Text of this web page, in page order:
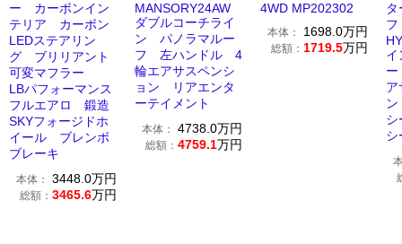
ー カーボンイン
テリア カーボン
LEDステアリン
グ ブリリアント
可変マフラー
LBパフォーマンス
フルエアロ 鍛造
SKYフォージドホ
イール ブレンボ
ブレーキ
本体： 3448.0万円
総額： 3465.6万円
MANSORY24AW
ダブルコーチライ
ン パノラマルー
フ 左ハンドル 4
輪エアサスペンシ
ョン リアエンタ
ーテイメント
本体： 4738.0万円
総額： 4759.1万円
4WD MP202302
本体： 1698.0万円
総額： 1719.5万円
ア
シ